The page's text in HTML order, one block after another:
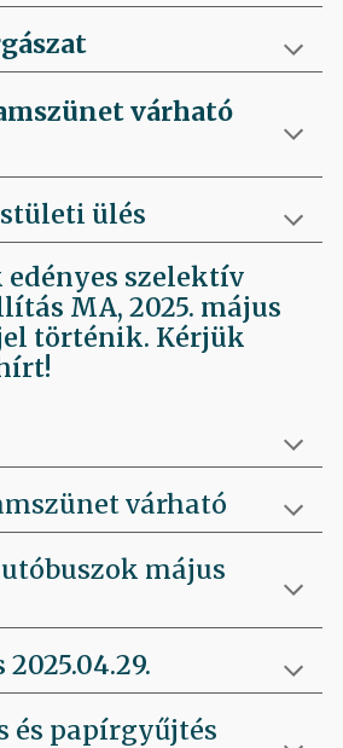
várható
ülés
szelektív
MA, 2025. május
történik. Kérjük
várható
május
és papírgyűjtés